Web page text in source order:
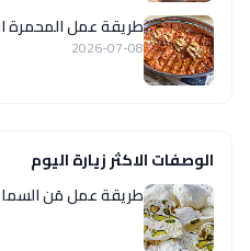
طريقة عمل المحمرة
2026-07-08
الوصفات الاكثر زيارة اليوم
طريقة عمل مَن السما